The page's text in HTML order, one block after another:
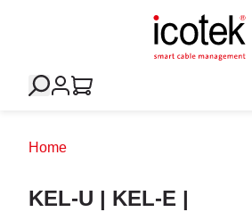
Home
KEL-U | KEL-E |